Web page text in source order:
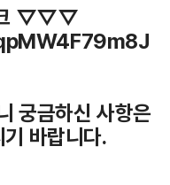
▽▽▽
궁금하신 사항은
바랍니다.